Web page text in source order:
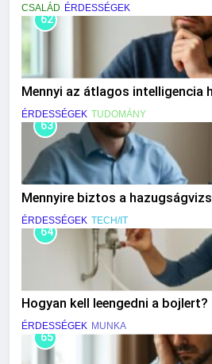
CSALÁD ÉRDESSÉGEK
62
Mennyi az átlagos intelligencia
ÉRDESSÉGEK TUDOMÁNY
63
Mennyire biztos a
ÉRDESSÉGEK TECH/IT
64
Hogyan kell leengedni a bojlert?
ÉRDESSÉGEK MUNKA
65